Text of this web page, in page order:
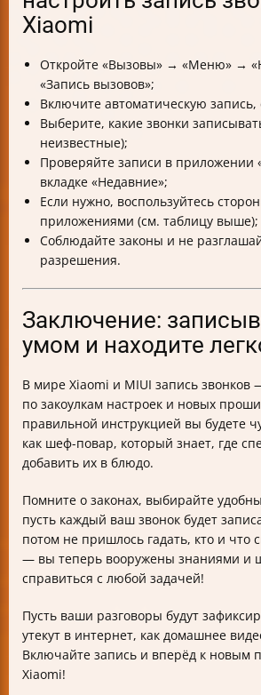
Xiaomi
Откройте «Вызовы» → «Меню» →
«Запись вызовов»;
Включите автоматическую запись,
Выберите, какие звонки
неизвестные);
Проверяйте записи в приложении
вкладке «Недавние»;
Если нужно, воспользуйтесь
приложениями (см. таблицу выше);
Соблюдайте законы и не
разрешения.
Заключение:
умом и находите
В мире Xiaomi и MIUI запись звонков
по закоулкам настроек и новых
правильной инструкцией вы будете
как шеф-повар, который знает, где
добавить их в блюдо.
Помните о законах, выбирайте
пусть каждый ваш звонок будет
потом не пришлось гадать, кто и что
— вы теперь вооружены знаниями и
справиться с любой задачей!
Пусть ваши разговоры будут
утекут в интернет, как домашнее
Включайте запись и вперёд к новым
Xiaomi!